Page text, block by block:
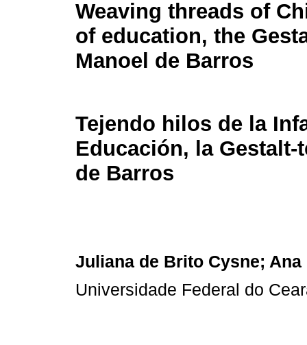
Weaving threads of
of education, the
Manoel de Barros
Tejendo hilos de la
Educación, la
de Barros
Juliana de Brito Cysne;
Universidade Federal do